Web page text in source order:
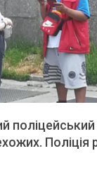
поліцейський
Поліція